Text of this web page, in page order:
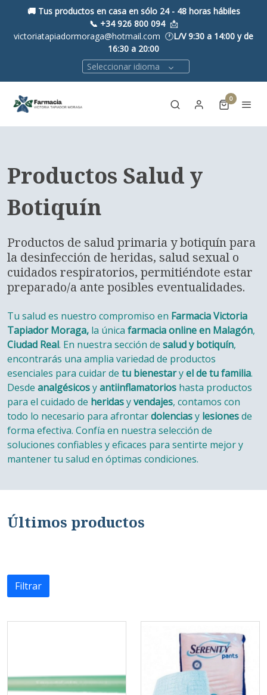
🚚 Tus productos en casa en sólo 24 - 48 horas hábiles
📞 +34 926 800 094 📩
victoriatapiadormoraga@hotmail.com 🕐L/V 9:30 a 14:00 y de
16:30 a 20:00
Seleccionar idioma
0
Productos Salud y
Botiquín
Productos de salud primaria y botiquín para
la desinfección de heridas, salud sexual o
cuidados respiratorios, permitiéndote estar
preparado/a ante posibles eventualidades.
Tu salud es nuestro compromiso en Farmacia Victoria
Tapiador Moraga, la única farmacia online en Malagón,
Ciudad Real. En nuestra sección de salud y botiquín,
encontrarás una amplia variedad de productos
esenciales para cuidar de tu bienestaryel de tu familia.
Desde analgésicosyantiinflamatorios hasta productos
para el cuidado de heridasyvendajes, contamos con
todo lo necesario para afrontardolenciasy lesionesde
forma efectiva. Confía en nuestra selección de
soluciones confiables y eficaces para sentirte mejor y
mantener tu salud en óptimas condiciones.
Últimos productos
Filtrar